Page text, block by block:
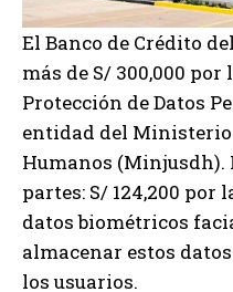
El Banco de Crédito
más de S/ 300,000
Protección de Datos
entidad del
Humanos (Minjusdh).
partes: S/ 124,200
datos biométricos
almacenar estos
los usuarios.